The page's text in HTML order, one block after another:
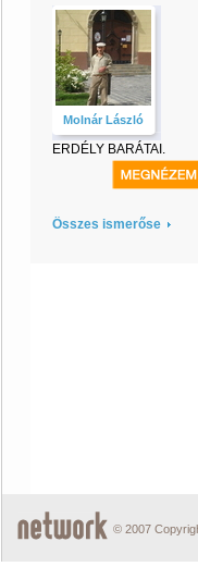
Molnár László
ERDÉLY BARÁTAI.
Összes ismerőse
© 2007